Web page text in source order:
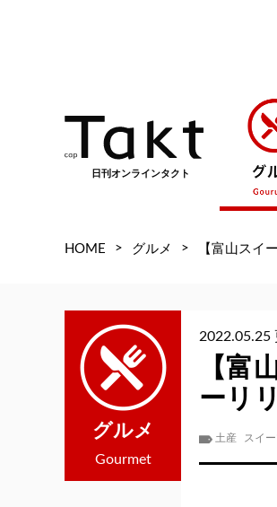
日刊オンラインタクト
HOME > グルメ > 【富山スイ
グルメ
Gourmet
2022.05.25
【富
ーリ
土産 スイ